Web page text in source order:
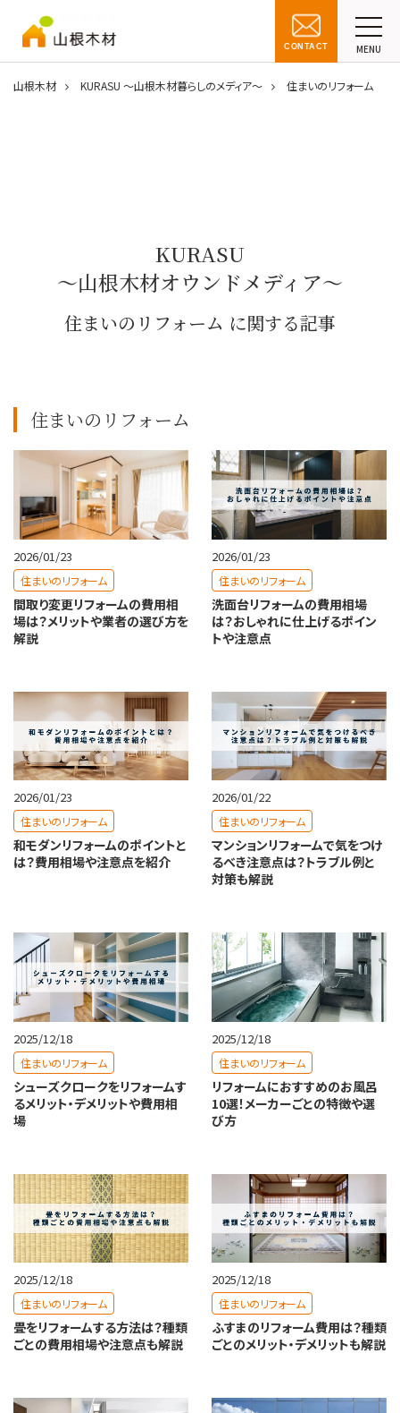
CONTACT MENU
山根木材 KURASU ～山根木材暮らしのメディア～ 住まいのリフォーム
KURASU
～山根木材オウンドメディア～
住まいのリフォーム に関する記事
住まいのリフォーム
2026/01/23
住まいのリフォーム
間取り変更リフォームの費用相
場は？メリットや業者の選び方を
解説
2026/01/23
住まいのリフォーム
洗面台リフォームの費用相場
は？おしゃれに仕上げるポイン
トや注意点
2026/01/23
住まいのリフォーム
和モダンリフォームのポイントと
は？費用相場や注意点を紹介
2026/01/22
住まいのリフォーム
マンションリフォームで気をつけ
るべき注意点は？トラブル例と
対策も解説
2025/12/18
住まいのリフォーム
シューズクロークをリフォームす
るメリット・デメリットや費用相
場
2025/12/18
住まいのリフォーム
リフォームにおすすめのお風呂
10選！メーカーごとの特徴や選
び方
2025/12/18
住まいのリフォーム
畳をリフォームする方法は？種類
ごとの費用相場や注意点も解説
2025/12/18
住まいのリフォーム
ふすまのリフォーム費用は？種類
ごとのメリット・デメリットも解説